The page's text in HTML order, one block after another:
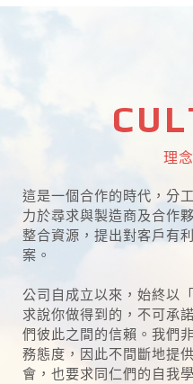
理
這是一個合作的時代，分
力於尋求與製造商及合作
整合資源，提出對客戶有
案。
公司自成立以來，始終以
求說你做得到的，不可承
們彼此之間的信賴。我們
務態度，因此不間斷地提
會，也要求同仁們的自我